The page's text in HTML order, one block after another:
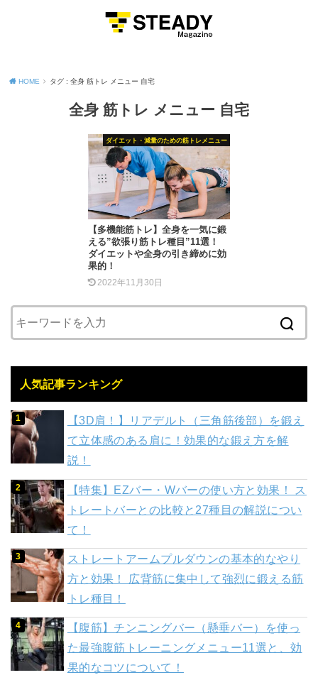
HOME タグ : 全身 筋トレ メニュー 自宅
全身 筋トレ メニュー 自宅
ダイエット・減量のための筋トレメニュー
【多機能筋トレ】全身を一気に鍛
える”欲張り筋トレ種目”11選！
ダイエットや全身の引き締めに効
果的！
2022年11月30日
人気記事ランキング
【3D肩！】リアデルト（三角筋後部）を鍛え
て立体感のある肩に！効果的な鍛え方を解
説！
【特集】EZバー・Wバーの使い方と効果！ ス
トレートバーとの比較と27種目の解説につい
て！
ストレートアームプルダウンの基本的なやり
方と効果！ 広背筋に集中して強烈に鍛える筋
トレ種目！
【腹筋】チンニングバー（懸垂バー）を使っ
た最強腹筋トレーニングメニュー11選と、効
果的なコツについて！